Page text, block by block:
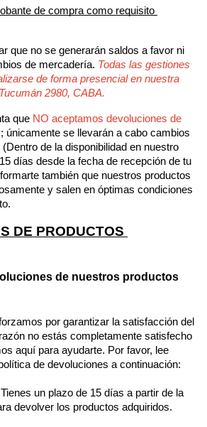
de compra como requisito
que no se generarán saldos a favor ni
de mercadería. Todas las gestiones
de forma presencial en nuestra
2980, CABA.
que NO aceptamos devoluciones de
; únicamente se llevarán a cabo cambios
de la disponibilidad en nuestro
días desde la fecha de recepción de tu
también que nuestros productos
y salen en óptimas condiciones
DE PRODUCTOS
de nuestros productos
por garantizar la satisfacción del
no estás completamente satisfecho
aquí para ayudarte. Por favor, lee
de devoluciones a continuación:
un plazo de 15 días a partir de la
devolver los productos adquiridos.